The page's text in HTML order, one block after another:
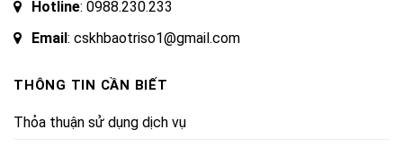
Hotline: 0988.230.233
Email: cskhbaotriso1@gmail.com
THÔNG TIN CẦN BIẾT
Thỏa thuận sử dụng dịch vụ